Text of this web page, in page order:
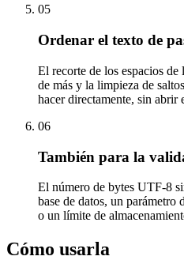
05
Ordenar el texto de
El recorte de los espacios
de más y la limpieza de
hacer directamente, sin abrir
06
También para la
El número de bytes UTF-8
base de datos, un
o un límite de
Cómo usarla